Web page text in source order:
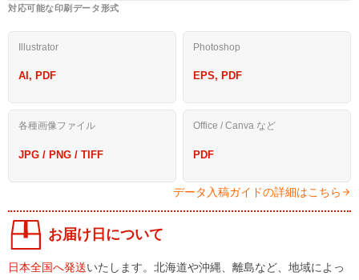
対応可能な印刷データ形式
Illustrator
AI, PDF
Photoshop
EPS, PDF
各種画像ファイル
JPG / PNG / TIFF
Office / Canva など
PDF
データ入稿ガイドの詳細はこちら
お届け日について
日本全国へ発送いたします。北海道や沖縄、離島など、地域によっ